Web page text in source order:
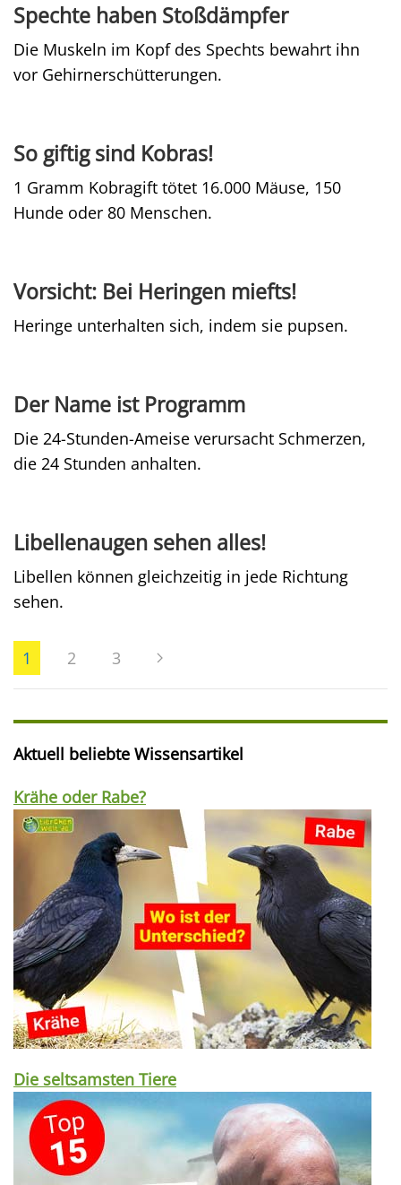
Spechte haben Stoßdämpfer
Die Muskeln im Kopf des Spechts bewahrt ihn
vor Gehirnerschütterungen.
So giftig sind Kobras!
1 Gramm Kobragift tötet 16.000 Mäuse, 150
Hunde oder 80 Menschen.
Vorsicht: Bei Heringen miefts!
Heringe unterhalten sich, indem sie pupsen.
Der Name ist Programm
Die 24-Stunden-Ameise verursacht Schmerzen,
die 24 Stunden anhalten.
Libellenaugen sehen alles!
Libellen können gleichzeitig in jede Richtung
sehen.
1 2 3
Aktuell beliebte Wissensartikel
Krähe oder Rabe?
Die seltsamsten Tiere